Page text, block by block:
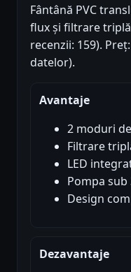
Fântână PVC
flux și filtrare
recenzii: 159).
datelor).
Avantaje
2 moduri
Filtrare
LED
Pompa sub
Design
Dezavantaje